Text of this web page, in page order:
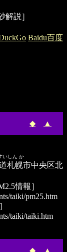
解説］
Baidu百度
◆ ▲
いしん か
道札幌市中央区北
情報］
taiki/pm25.htm
taiki/taiki.htm
◆ ▲